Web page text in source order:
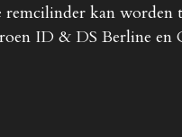
remcilinder kan worden
ID & DS Berline en